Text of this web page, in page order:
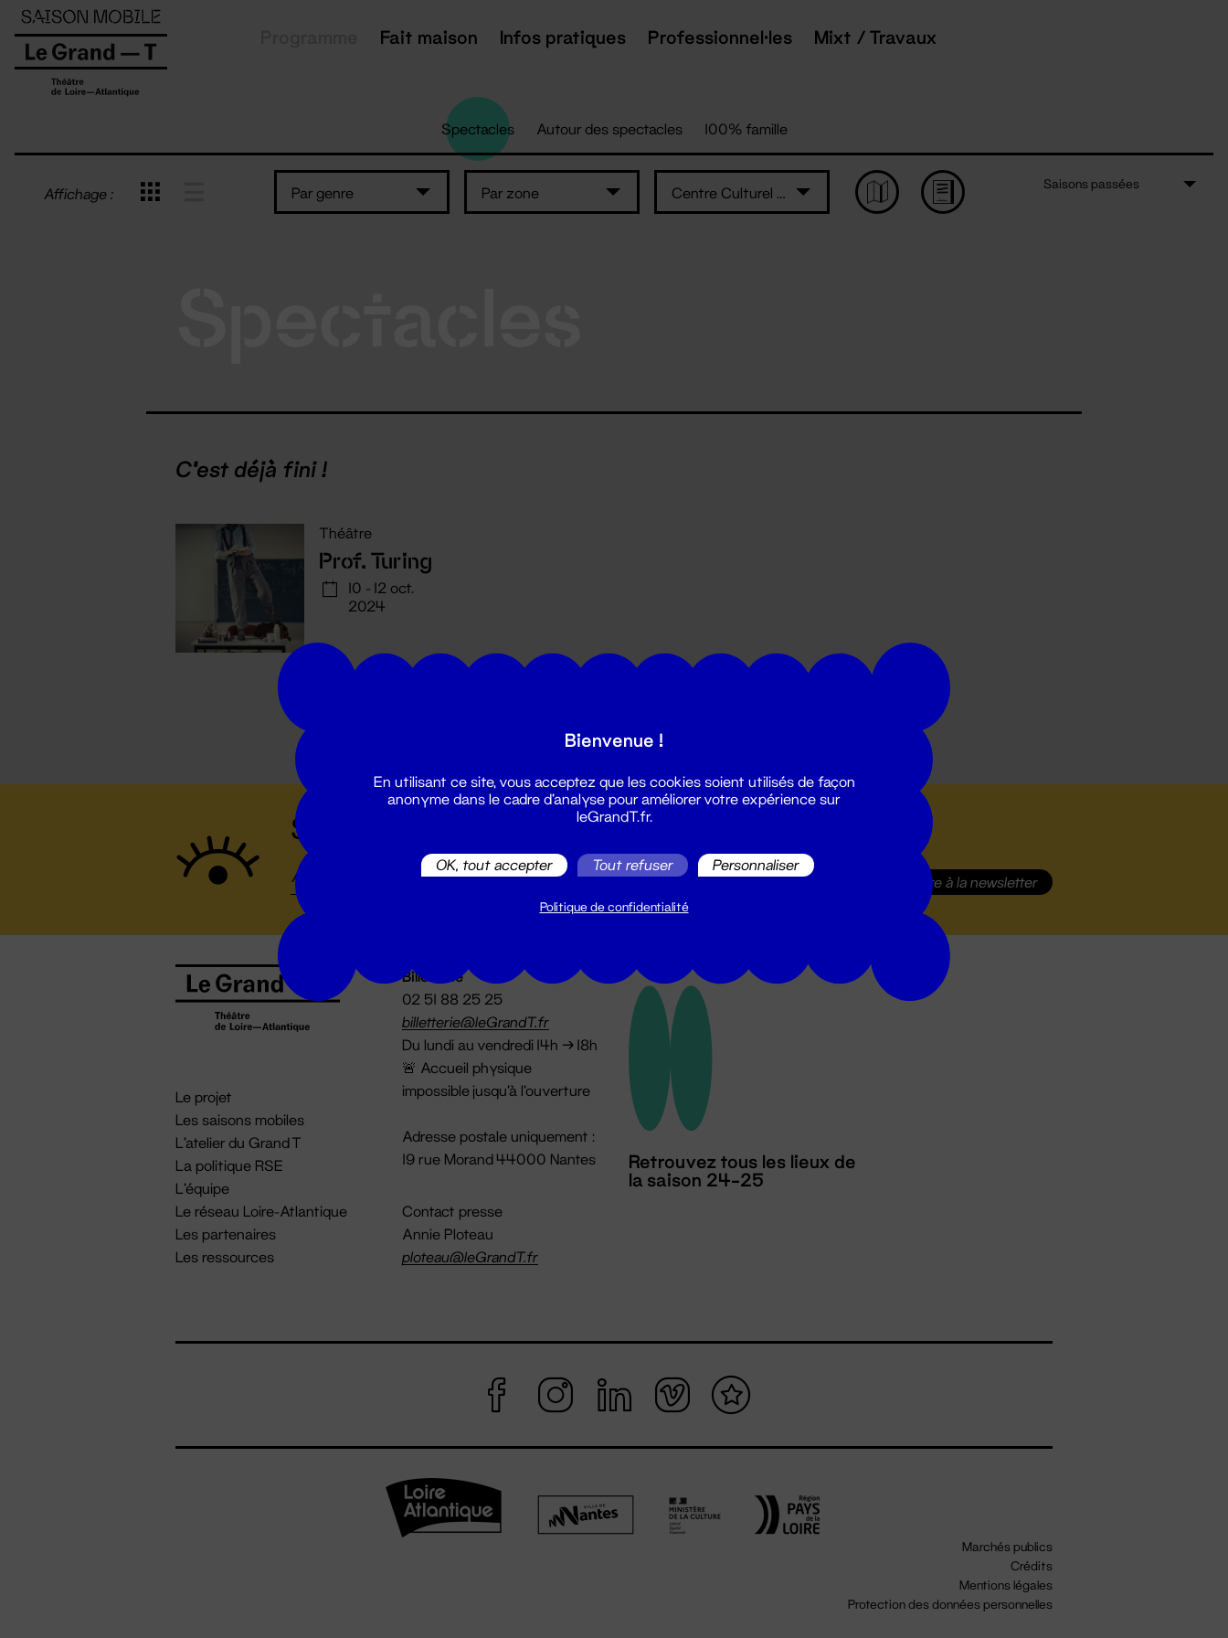
Fait maison Infos pratiques Professionnel·les Mixt / Travaux
Spectacles Autour des spectacles 100% famille
Affichage : Par genre Par zone Centre Culturel Athanor
Saisons passées
C'est déjà fini !
Théâtre
Prof. Turing
10 - 12 oct.
2024
Suivez toutes les actualités du Grand T :
S'inscrire à la newsletter
Le projet
Les saisons mobiles
L'atelier du Grand T
La politique RSE
L'équipe
Le réseau Loire-Atlantique
Les partenaires
Les ressources
Billetterie
02 51 88 25 25
billetterie@leGrandT.fr
Du lundi au vendredi 14h → 18h
🚨 Accueil physique
impossible jusqu'à l'ouverture
Adresse postale uniquement :
19 rue Morand 44000 Nantes
Contact presse
Annie Ploteau
ploteau@leGrandT.fr
Retrouvez tous les lieux de
la saison 24-25
Marchés publics
Crédits
Mentions légales
Protection des données personnelles
Panneau de gestion des cookies
Bienvenue !
En utilisant ce site, vous acceptez que les cookies soient utilisés de façon
anonyme dans le cadre d'analyse pour améliorer votre expérience sur
leGrandT.fr.
OK, tout accepter Tout refuser Personnaliser
Politique de confidentialité